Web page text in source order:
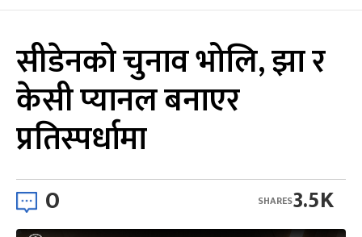
सीडेनको चुनाव भोलि, झा र
केसी प्यानल बनाएर
प्रतिस्पर्धामा
0 3.5K
SHARES